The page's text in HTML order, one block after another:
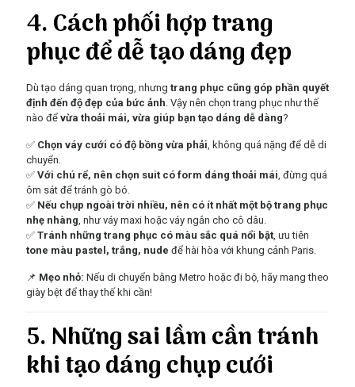
4. Cách phối hợp trang
phục để dễ tạo dáng đẹp
Dù tạo dáng quan trọng, nhưng trang phục cũng góp phần quyết
định đến độ đẹp của bức ảnh . Vậy nên chọn trang phục như thế
nào để vừa thoải mái, vừa giúp bạn tạo dáng dễ dàng?
✅ Chọn váy cưới có độ bồng vừa phải , không quá nặng để dễ di
chuyển.
✅ Với chú rể, nên chọn suit có form dáng thoải mái , đừng quá
ôm sát để tránh gò bó.
✅ Nếu chụp ngoài trời nhiều, nên có ít nhất một bộ trang phục
nhẹ nhàng , như váy maxi hoặc váy ngắn cho cô dâu.
✅ Tránh những trang phục có màu sắc quá nổi bật , ưu tiên
tone màu pastel, trắng, nude để hài hòa với khung cảnh Paris.
📌 Mẹo nhỏ: Nếu di chuyển bằng Metro hoặc đi bộ, hãy mang theo
giày bệt để thay thế khi cần!
5. Những sai lầm cần tránh
khi tạo dáng chụp cưới